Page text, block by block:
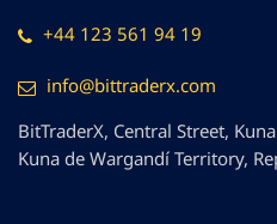
+44 123 561 94 19
info@bittraderx.com
BitTraderX, Central Street,
Kuna de Wargandí Territory,